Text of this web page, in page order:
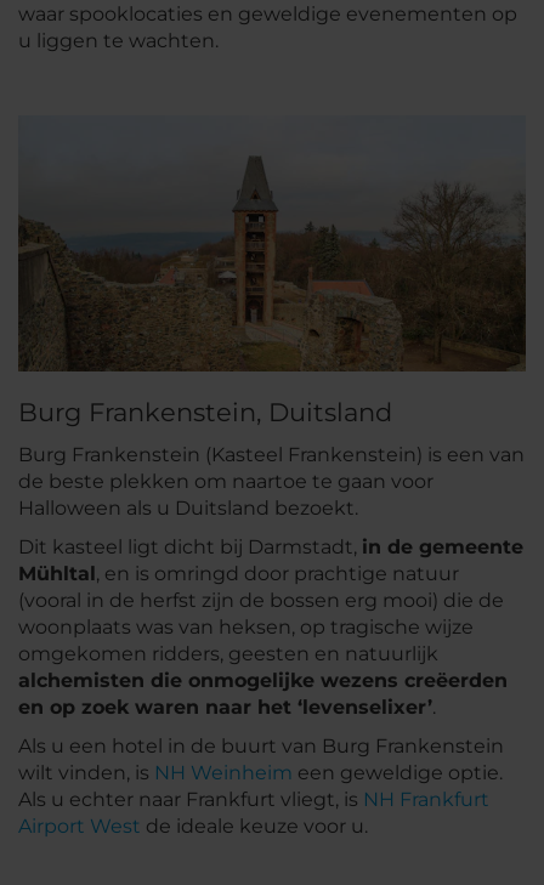
waar spooklocaties en geweldige evenementen op
u liggen te wachten.
Burg Frankenstein, Duitsland
Burg Frankenstein (Kasteel Frankenstein) is een van
de beste plekken om naartoe te gaan voor
Halloween als u Duitsland bezoekt.
Dit kasteel ligt dicht bij Darmstadt, in de gemeente
Mühltal, en is omringd door prachtige natuur
(vooral in de herfst zijn de bossen erg mooi) die de
woonplaats was van heksen, op tragische wijze
omgekomen ridders, geesten en natuurlijk
alchemisten die onmogelijke wezens creëerden
en op zoek waren naar het ‘levenselixer’.
Als u een hotel in de buurt van Burg Frankenstein
wilt vinden, is NH Weinheim een geweldige optie.
Als u echter naar Frankfurt vliegt, is NH Frankfurt
Airport West de ideale keuze voor u.